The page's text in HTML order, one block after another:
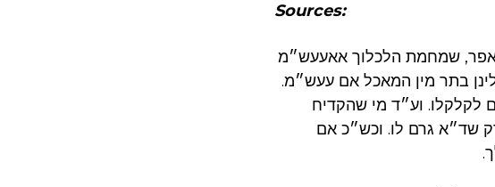
Sources:
שמחמת הלכלוך אאעעש״מ
בתר מין המאכל אם עעש״מ.
לקלקלו. וע״ד מי שהקדיח
שד״א גרם לו. וכש״כ אם